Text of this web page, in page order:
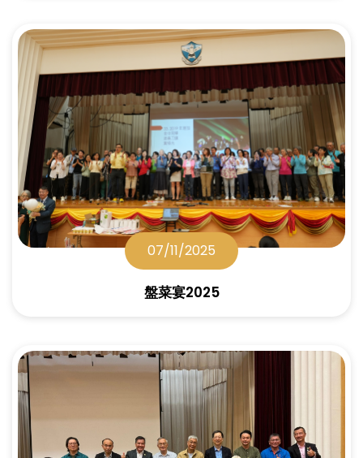
07/11/2025
盤菜宴2025